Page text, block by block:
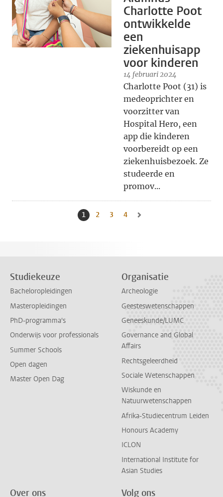
Charlotte Poot
ontwikkelde
een
ziekenhuisapp
voor kinderen
14 februari 2024
Charlotte Poot (31) is
medeoprichter en
voorzitter van
Hospital Hero, een
app die kinderen
voorbereidt op een
ziekenhuisbezoek. Ze
studeerde en
promov...
Huidige pagina, pagina
1 Naar pagina
2 Naar pagina
3 Naar pagina
4
Studiekeuze
Bacheloropleidingen
Masteropleidingen
PhD-programma's
Onderwijs voor professionals
Summer Schools
Open dagen
Master Open Dag
Organisatie
Archeologie
Geesteswetenschappen
Geneeskunde/LUMC
Governance and Global
Affairs
Rechtsgeleerdheid
Sociale Wetenschappen
Wiskunde en
Natuurwetenschappen
Afrika-Studiecentrum Leiden
Honours Academy
ICLON
International Institute for
Asian Studies
Over ons Volg ons